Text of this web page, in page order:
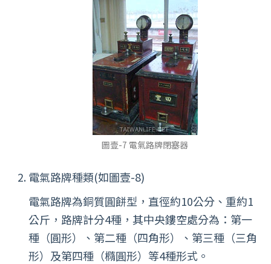
圖壹-7 電氣路牌閉塞器
電氣路牌種類(如圖壹-8)
電氣路牌為銅質圓餅型，直徑約10公分、重約1
公斤，路牌計分4種，其中央鏤空處分為：第一
種（圓形）、第二種（四角形）、第三種（三角
形）及第四種（橢圓形）等4種形式。